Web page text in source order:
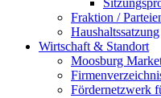
Fraktion /
Haushaltssatzung
Wirtschaft & Standort
Moosburg
Fördernetzwerk